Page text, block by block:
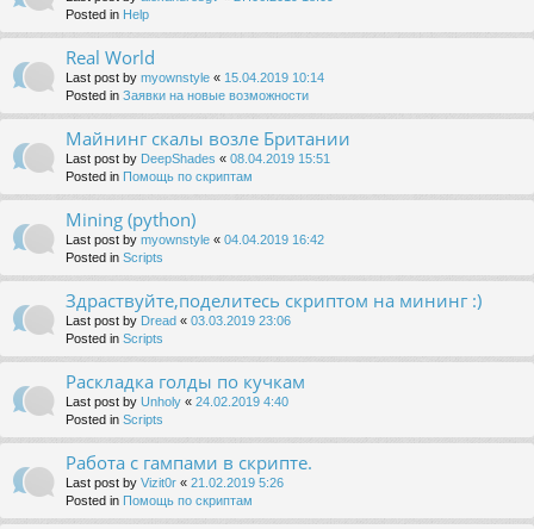
Posted in Help
Real World
Last post by myownstyle « 15.04.2019 10:14
Posted in Заявки на новые возможности
Майнинг скалы возле Британии
Last post by DeepShades « 08.04.2019 15:51
Posted in Помощь по скриптам
Mining (python)
Last post by myownstyle « 04.04.2019 16:42
Posted in Scripts
Здраствуйте,поделитесь скриптом на мининг :)
Last post by Dread « 03.03.2019 23:06
Posted in Scripts
Раскладка голды по кучкам
Last post by Unholy « 24.02.2019 4:40
Posted in Scripts
Работа с гампами в скрипте.
Last post by Vizit0r « 21.02.2019 5:26
Posted in Помощь по скриптам